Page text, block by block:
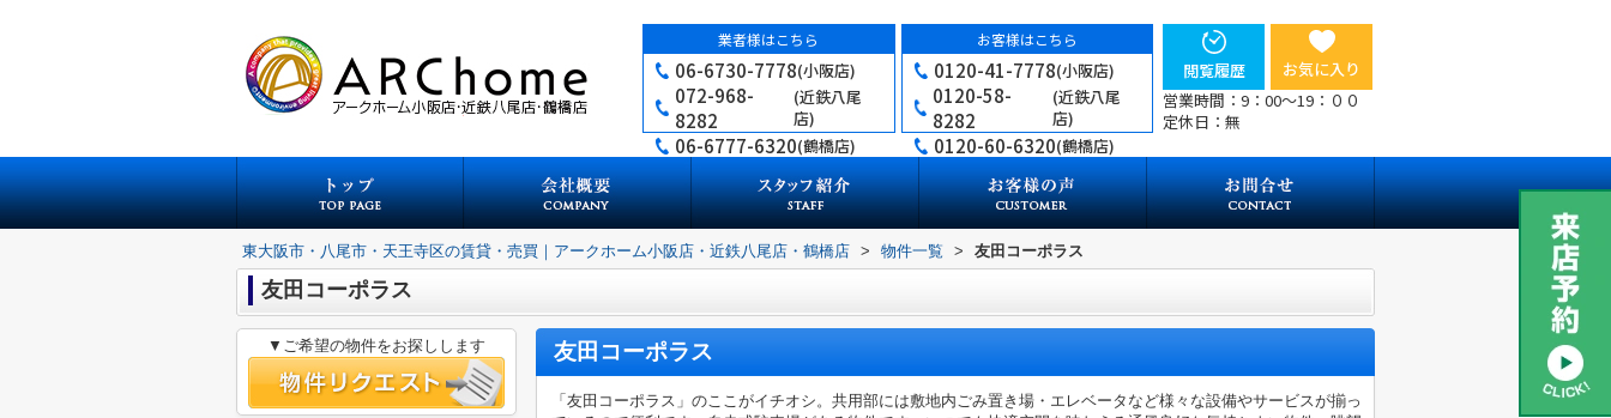
業者様はこちら
06-6730-7778(小阪店)
072-968-
8282
(近鉄八尾
店)
06-6777-6320(鶴橋店)
お客様はこちら
0120-41-7778(小阪店)
0120-58-
8282
(近鉄八尾
店)
0120-60-6320(鶴橋店)
閲覧履歴
お気に入り
営業時間：9：00～19：００
定休日：無
東大阪市・八尾市・天王寺区の賃貸・売買｜アークホーム小阪店・近鉄八尾店・鶴橋店 > 物件一覧 > 友田コーポラス
友田コーポラス
友田コーポラス
「友田コーポラス」のここがイチオシ。共用部には敷地内ごみ置き場・エレベータなど様々な設備やサービスが揃っ
▼ご希望の物件をお探しします